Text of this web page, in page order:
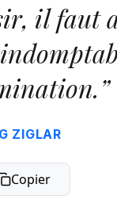
il faut
ZIGLAR
Copier